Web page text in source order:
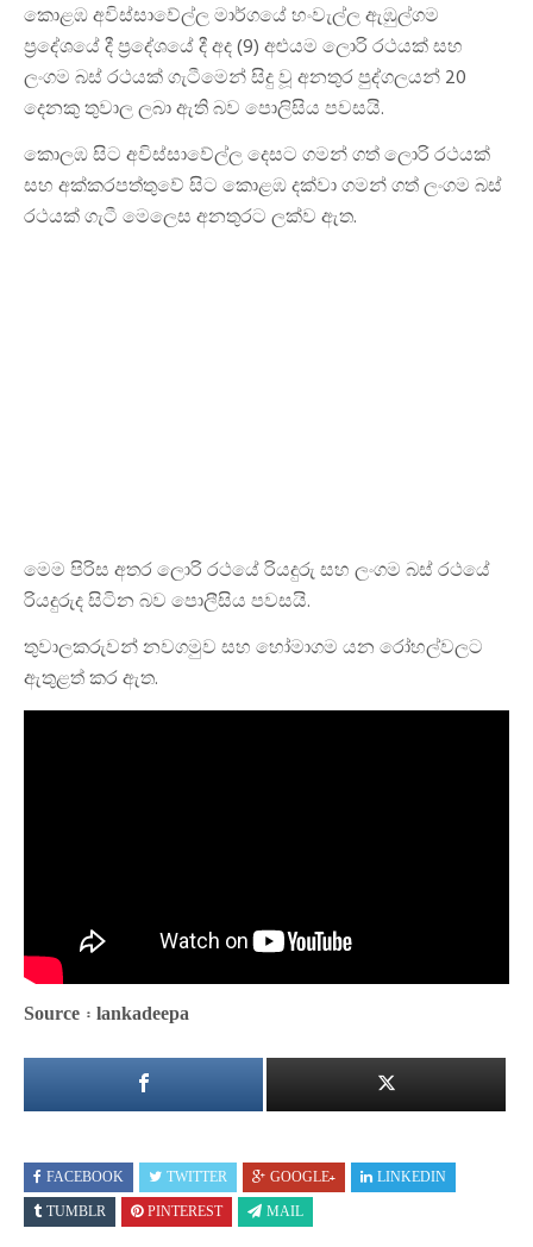
කොළඹ අවිස්සාවේල්ල මාර්ගයේ හංවැල්ල ඇඹුල්ගම
ප්‍රදේශයේ දී ප්‍රදේශයේ දී අද (9) අළුයම ලොරි රථයක් සහ
ලංගම බස් රථයක් ගැටීමෙන් සිදු වූ අනතුර පුද්ගලයන් 20
දෙනකු තුවාල ලබා ඇති බව පොලිසිය පවසයි.
කොලඹ සිට අවිස්සාවේල්ල දෙසට ගමන් ගත් ලොරි රථයක්
සහ අක්කරපත්තුවේ සිට කොළඹ දක්වා ගමන් ගත් ලංගම බස්
රථයක් ගැටී මෙලෙස අනතුරට ලක්ව ඇත.
මෙම පිරිස අතර ලොරි රථයේ රියදුරු සහ ලංගම බස් රථයේ
රියදුරුද සිටින බව පොලීසිය පවසයි.
තුවාලකරුවන් නවගමුව සහ හෝමාගම යන රෝහල්වලට
ඇතුළත් කර ඇත.
Source : lankadeepa
FACEBOOK TWITTER GOOGLE+ LINKEDIN
TUMBLR PINTEREST MAIL